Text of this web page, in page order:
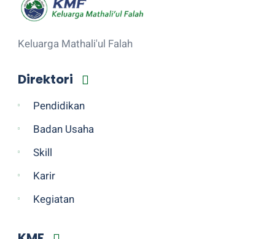
Keluarga Mathali'ul Falah
Direktori
Pendidikan
Badan Usaha
Skill
Karir
Kegiatan